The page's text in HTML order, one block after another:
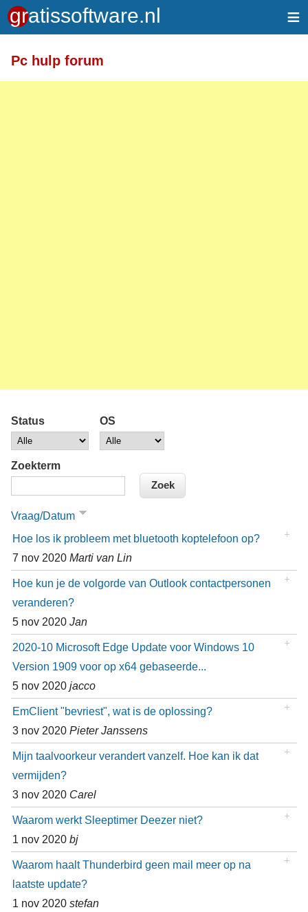
≡
Pc hulp forum
Status OS
Zoekterm
Vraag/Datum
Hoe los ik probleem met bluetooth koptelefoon op?
7 nov 2020 Marti van Lin
Hoe kun je de volgorde van Outlook contactpersonen
veranderen?
5 nov 2020 Jan
2020-10 Microsoft Edge Update voor Windows 10
Version 1909 voor op x64 gebaseerde...
5 nov 2020 jacco
EmClient "bevriest", wat is de oplossing?
3 nov 2020 Pieter Janssens
Mijn taalvoorkeur verandert vanzelf. Hoe kan ik dat
vermijden?
3 nov 2020 Carel
Waarom werkt Sleeptimer Deezer niet?
1 nov 2020 bj
Waarom haalt Thunderbird geen mail meer op na
laatste update?
1 nov 2020 stefan